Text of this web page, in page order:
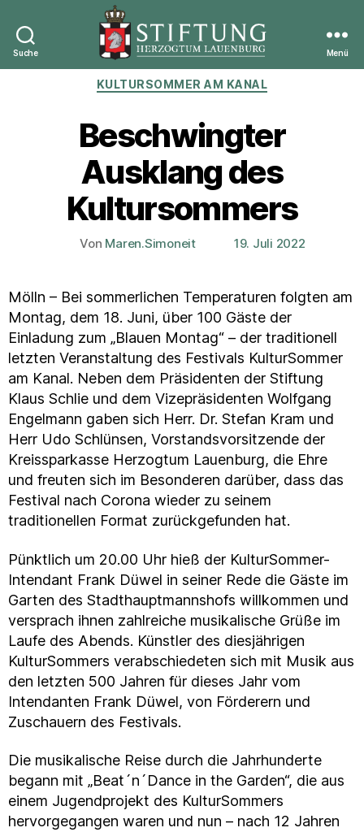
Suche
Stiftung
Herzogtum
Menü
Kategorien
KULTURSOMMER AM KANAL
Beschwingter
Ausklang des
Kultursommers
Beitragsautor
Von Maren.Simoneit Veröffentlichungsdatum
19. Juli 2022
Mölln – Bei sommerlichen Temperaturen folgten am
Montag, dem 18. Juni, über 100 Gäste der
Einladung zum „Blauen Montag“ – der traditionell
letzten Veranstaltung des Festivals KulturSommer
am Kanal. Neben dem Präsidenten der Stiftung
Klaus Schlie und dem Vizepräsidenten Wolfgang
Engelmann gaben sich Herr. Dr. Stefan Kram und
Herr Udo Schlünsen, Vorstandsvorsitzende der
Kreissparkasse Herzogtum Lauenburg, die Ehre
und freuten sich im Besonderen darüber, dass das
Festival nach Corona wieder zu seinem
traditionellen Format zurückgefunden hat.
Pünktlich um 20.00 Uhr hieß der KulturSommer-
Intendant Frank Düwel in seiner Rede die Gäste im
Garten des Stadthauptmannshofs willkommen und
versprach ihnen zahlreiche musikalische Grüße im
Laufe des Abends. Künstler des diesjährigen
KulturSommers verabschiedeten sich mit Musik aus
den letzten 500 Jahren für dieses Jahr vom
Intendanten Frank Düwel, von Förderern und
Zuschauern des Festivals.
Die musikalische Reise durch die Jahrhunderte
begann mit „Beat´n´Dance in the Garden“, die aus
einem Jugendprojekt des KulturSommers
hervorgegangen waren und nun – nach 12 Jahren